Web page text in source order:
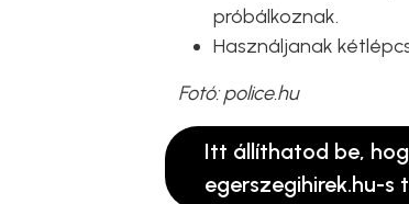
próbálkoznak.
Használjanak
Fotó: police.hu
Itt állíthatod be,
egerszegihirek.hu-s